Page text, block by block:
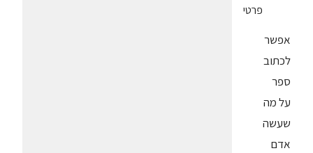
פרטי
אפשר
לכתוב
ספר
על מה
שעשה
אדם